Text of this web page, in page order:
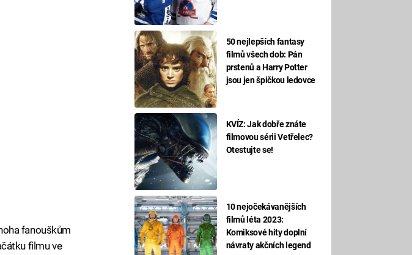
50 nejlepších fantasy
filmů všech dob: Pán
prstenů a Harry Potter
jsou jen špičkou ledovce
KVÍZ: Jak dobře znáte
filmovou sérii Vetřelec?
Otestujte se!
10 nejočekávanějších
filmů léta 2023:
Komiksové hity doplní
návraty akčních legend
fanouškům
filmu ve